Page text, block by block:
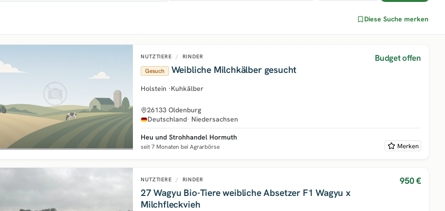
Diese Suche merken
NUTZTIERE / RINDER
Gesuch Weibliche Milchkälber gesucht
Budget offen
Holstein ·Kuhkälber
26133 Oldenburg
Deutschland Niedersachsen
Heu und Strohhandel Hormuth
seit 7 Monaten bei Agrarbörse Merken
NUTZTIERE / RINDER
27 Wagyu Bio-Tiere weibliche Absetzer F1 Wagyu x
Milchfleckvieh
950 €